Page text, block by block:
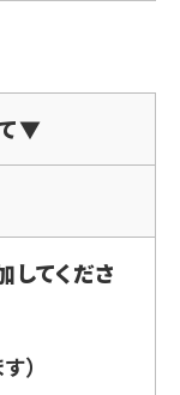
▼
てくださ
）